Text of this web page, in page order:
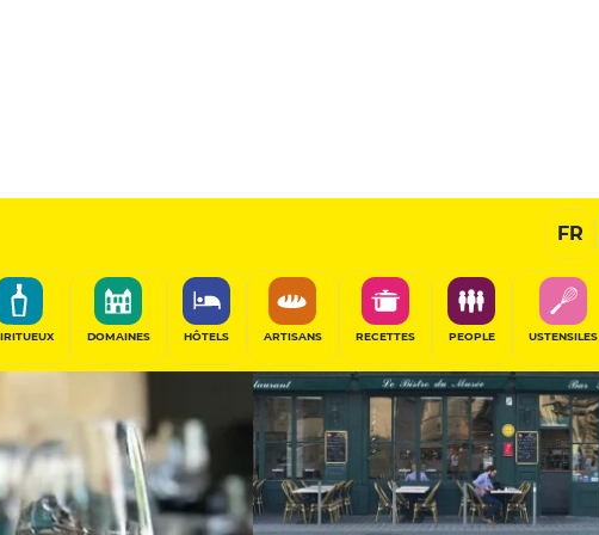
FR
DOMAINES HÔTELS ARTISANS RECETTES PEOPLE USTENSILES